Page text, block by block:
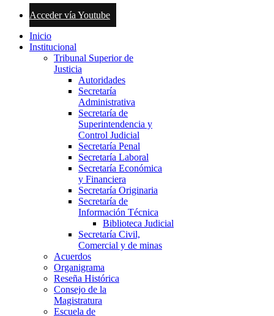
Acceder vía Youtube
Inicio
Institucional
Tribunal Superior de
Justicia
Autoridades
Secretaría
Administrativa
Secretaría de
Superintendencia y
Control Judicial
Secretaría Penal
Secretaría Laboral
Secretaría Económica
y Financiera
Secretaría Originaria
Secretaría de
Información Técnica
Biblioteca Judicial
Secretaría Civil,
Comercial y de minas
Acuerdos
Organigrama
Reseña Histórica
Consejo de la
Magistratura
Escuela de